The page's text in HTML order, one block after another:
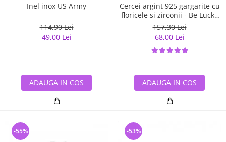
Inel inox US Army
114,90 Lei
49,00 Lei
ADAUGA IN COS
Cercei argint 925 gargarite cu
floricele si zirconii - Be Lucky
EST0022
157,30 Lei
68,00 Lei
ADAUGA IN COS
-55% -53%